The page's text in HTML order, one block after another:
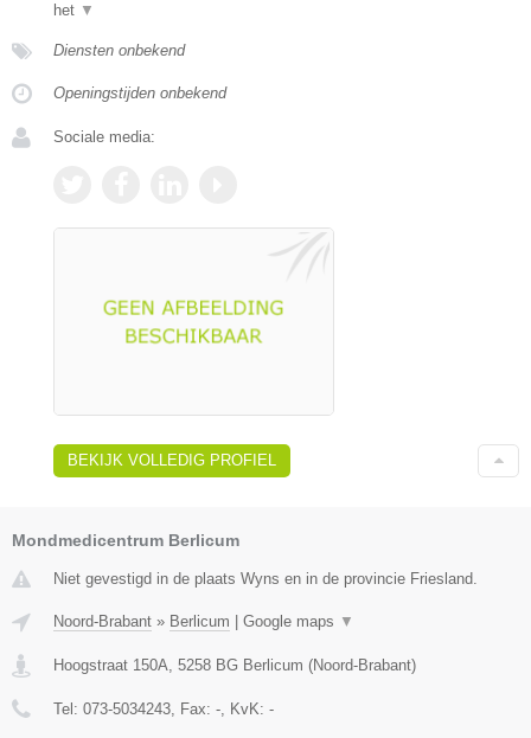
het ▼
Diensten onbekend
Openingstijden onbekend
Sociale media:
BEKIJK VOLLEDIG PROFIEL
Mondmedicentrum Berlicum
Niet gevestigd in de plaats Wyns en in de provincie Friesland.
Noord-Brabant » Berlicum Google maps ▼
Hoogstraat 150A 5258 BG Berlicum (Noord-Brabant)
Tel: 073-5034243 , Fax: - , KvK: -